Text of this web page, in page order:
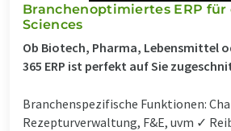
Branchenoptimiertes ERP für
Sciences
Ob Biotech, Pharma, Lebensmittel
365 ERP ist perfekt auf Sie
Branchenspezifische Funktionen:
Rezepturverwaltung, F&E, uvm ✓